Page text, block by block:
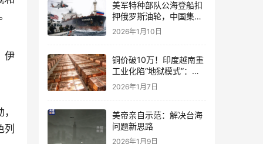
伊
列
美军特种部队公海登船扣
押俄罗斯油轮，中国集装
箱武装船早有准备？
2026年1月10日
铜价破10万！印度越南重
工业化陷“地狱模式”：中
国当年抄底的历史红利，
再也复刻不了
2026年1月7日
美帝亲自示范：解决台海
问题新思路
2026年1月9日